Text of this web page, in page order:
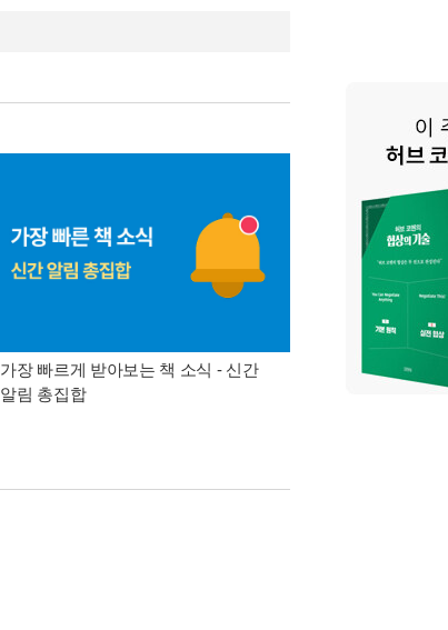
가장 빠르게 받아보는 책 소식 - 신간
알림 총집합
경기컬처패스 1만